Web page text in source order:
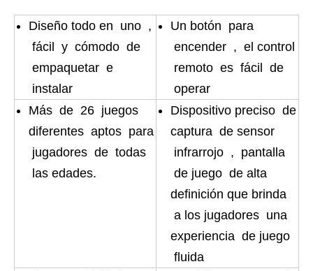
Diseño todo en uno ,
fácil y cómodo de
empaquetar e
instalar
Un botón para
encender , el control
remoto es fácil de
operar
Más de 26 juegos
diferentes aptos para
jugadores de todas
las edades.
Dispositivo preciso de
captura de sensor
infrarrojo , pantalla
de juego de alta
definición que brinda
a los jugadores una
experiencia de juego
fluida